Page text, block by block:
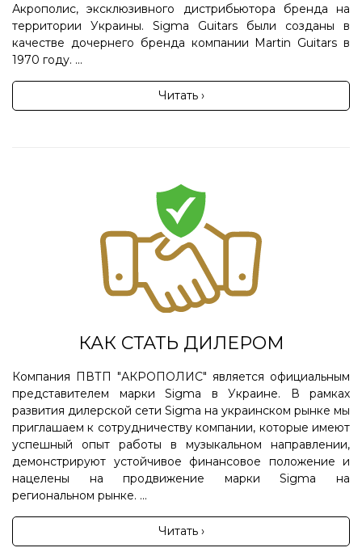
Акрополис, эксклюзивного дистрибьютора бренда на
территории Украины. Sigma Guitars были созданы в
качестве дочернего бренда компании Martin Guitars в
1970 году. ...
Читать ›
КАК СТАТЬ ДИЛЕРОМ
Компания ПВТП "АКРОПОЛИС" является официальным
представителем марки Sigma в Украине. В рамках
развития дилерской сети Sigma на украинском рынке мы
приглашаем к сотрудничеству компании, которые имеют
успешный опыт работы в музыкальном направлении,
демонстрируют устойчивое финансовое положение и
нацелены на продвижение марки Sigma на
региональном рынке. ...
Читать ›